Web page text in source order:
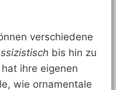
verschiedene
bis hin zu
ihre eigenen
wie ornamentale